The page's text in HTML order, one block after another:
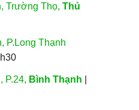
Trường Thọ, Thủ
P.Long Thạnh
P.24, Bình Thạnh